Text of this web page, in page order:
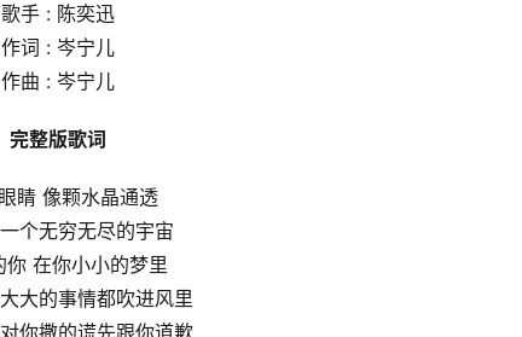
歌手 : 陈奕迅
作词 : 岑宁儿
作曲 : 岑宁儿
完整版歌词
睛 像颗水晶通透
个无穷无尽的宇宙
你 在你小小的梦里
大的事情都吹进风里